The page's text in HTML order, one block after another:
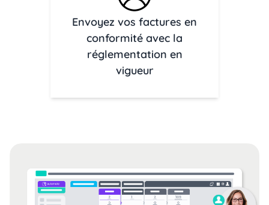
Envoyez vos factures en
conformité avec la
réglementation en
vigueur